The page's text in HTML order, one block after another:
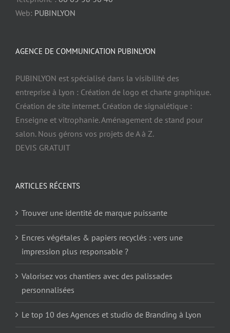
Web: PUBINLYON
AGENCE DE COMMUNICATION PUBINLYON
PUBINLYON est spécialisé dans la visibilité des
entreprise à Lyon : Création de logo et charte graphique.
Création de site internet. Création de signalétique :
Enseigne et vitrophanie. Aménagement de stand pour
salon. Nous gérons vos projets de A à Z.
DEVIS GRATUIT
ARTICLES RÉCENTS
Trouver une identité de marque puissante
Encres végétales & papiers recyclés : vers une
impression plus responsable ?
Valorisez vos chantiers avec des palissades
personnalisées
Le top 10 des Agences et studio de Branding à Lyon